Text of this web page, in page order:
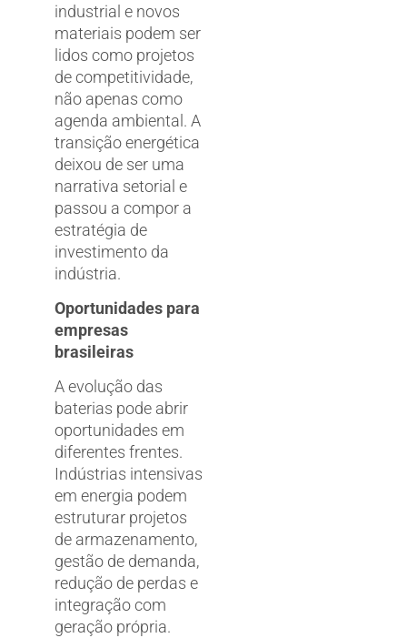
industrial e novos
materiais podem ser
lidos como projetos
de competitividade,
não apenas como
agenda ambiental. A
transição energética
deixou de ser uma
narrativa setorial e
passou a compor a
estratégia de
investimento da
indústria.
Oportunidades para
empresas
brasileiras
A evolução das
baterias pode abrir
oportunidades em
diferentes frentes.
Indústrias intensivas
em energia podem
estruturar projetos
de armazenamento,
gestão de demanda,
redução de perdas e
integração com
geração própria.